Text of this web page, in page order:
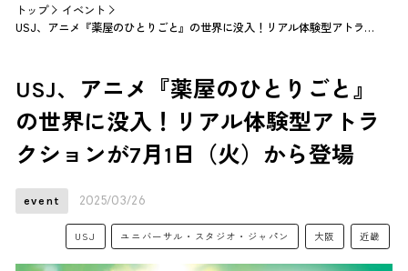
トップ
イベント
USJ、アニメ『薬屋のひとりごと』の世界に没入！リアル体験型アトラクションが7月1日（火）から登場
USJ、アニメ『薬屋のひとりごと』
の世界に没入！リアル体験型アトラ
クションが7月1日（火）から登場
event 2025/03/26
USJ ユニバーサル・スタジオ・ジャパン 大阪 近畿